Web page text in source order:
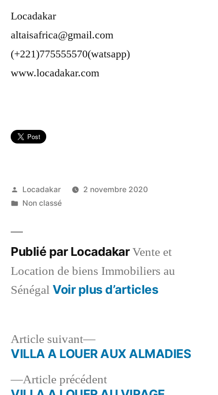
Locadakar
altaisafrica@gmail.com
(+221)775555570(watsapp)
www.locadakar.com
Publié
par
Locadakar
2 novembre 2020
Publié
Non classé
Publié par LocadakarVente et
Location de biens Immobiliers au
Sénégal Voir plus d’articles
Navigation
deArticle précédentArticle
Article suivant
Article
suivant :
VILLA A LOUER AUX ALMADIES